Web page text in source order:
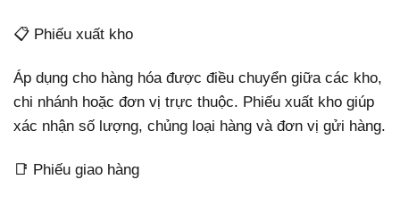
📋 Phiếu xuất kho
Áp dụng cho hàng hóa được điều chuyển giữa các kho,
chi nhánh hoặc đơn vị trực thuộc. Phiếu xuất kho giúp
xác nhận số lượng, chủng loại hàng và đơn vị gửi hàng.
📑 Phiếu giao hàng